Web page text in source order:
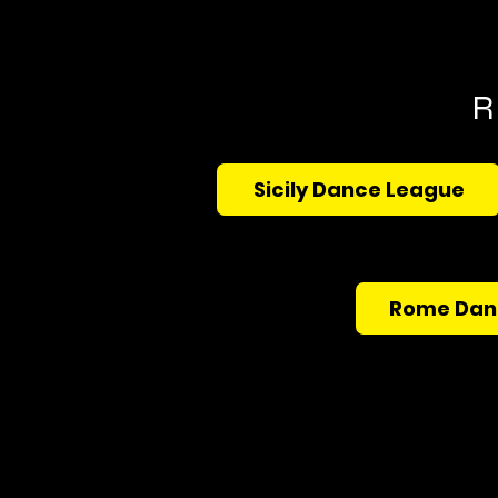
Sicily Dance League
Rome